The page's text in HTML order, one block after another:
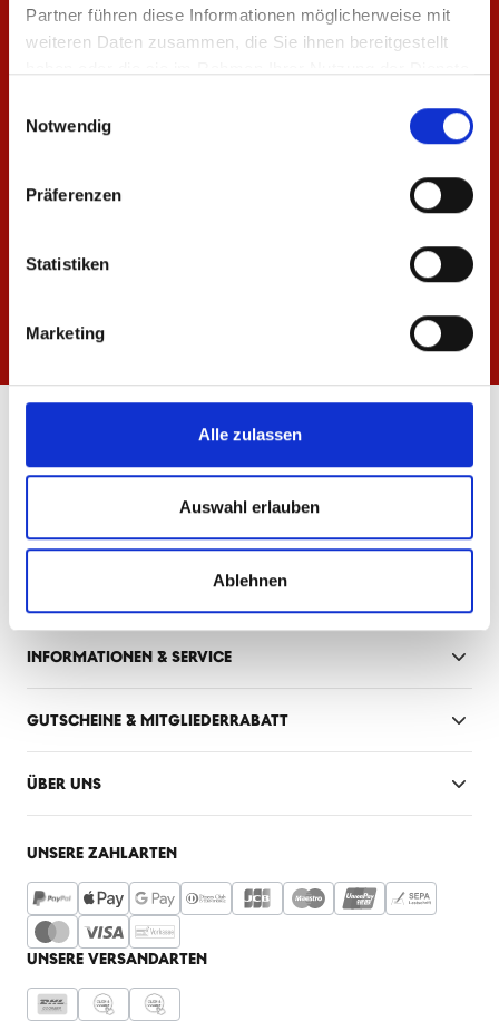
Partner führen diese Informationen möglicherweise mit
weiteren Daten zusammen, die Sie ihnen bereitgestellt
Notwendig
Präferenzen
Statistiken
Marketing
Alle zulassen
Auswahl erlauben
Ablehnen
Sa: 10:00 - 16:00 Uhr
INFORMATIONEN & SERVICE
GUTSCHEINE & MITGLIEDERRABATT
ÜBER UNS
UNSERE ZAHLARTEN
UNSERE VERSANDARTEN